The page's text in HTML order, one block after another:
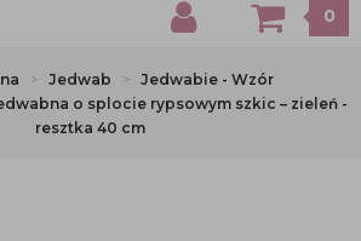
0
Jedwab
Jedwabie - Wzór
o splocie rypsowym szkic – zieleń -
resztka 40 cm